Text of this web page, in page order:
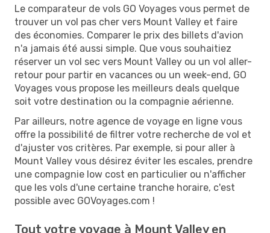
Le comparateur de vols GO Voyages vous permet de
trouver un vol pas cher vers Mount Valley et faire
des économies. Comparer le prix des billets d'avion
n'a jamais été aussi simple. Que vous souhaitiez
réserver un vol sec vers Mount Valley ou un vol aller-
retour pour partir en vacances ou un week-end, GO
Voyages vous propose les meilleurs deals quelque
soit votre destination ou la compagnie aérienne.
Par ailleurs, notre agence de voyage en ligne vous
offre la possibilité de filtrer votre recherche de vol et
d'ajuster vos critères. Par exemple, si pour aller à
Mount Valley vous désirez éviter les escales, prendre
une compagnie low cost en particulier ou n'afficher
que les vols d'une certaine tranche horaire, c'est
possible avec GOVoyages.com !
Tout votre voyage à Mount Valley en